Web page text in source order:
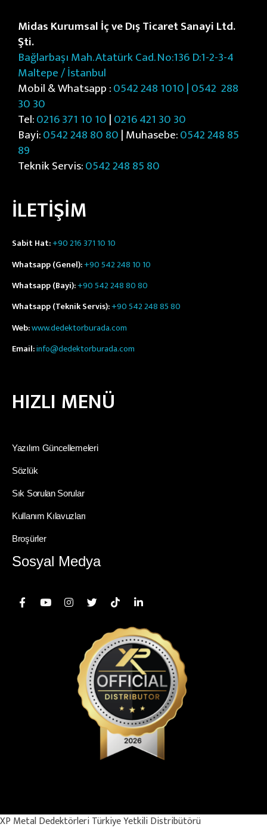
Midas Kurumsal İç ve Dış Ticaret Sanayi Ltd.
Şti.
Bağlarbaşı Mah. Atatürk Cad. No:136 D:1-2-3-4
Maltepe / İstanbul
Mobil & Whatsapp :0542 248 1010 | 0542 288
30 30
Tel:0216 371 10 10|0216 421 30 30
Bayi:0542 248 80 80| Muhasebe:0542 248 85
89
Teknik Servis:0542 248 85 80
İLETİŞİM
Sabit Hat:+90 216 371 10 10
Whatsapp (Genel):+90 542 248 10 10
Whatsapp (Bayi):+90 542 248 80 80
Whatsapp (Teknik Servis):+90 542 248 85 80
Web:www.dedektorburada.com
Email:info@dedektorburada.com
HIZLI MENÜ
Yazılım Güncellemeleri
Sözlük
Sık Sorulan Sorular
Kullanım Kılavuzları
Broşürler
Sosyal Medya
XP Metal Dedektörleri Türkiye Yetkili Distribütörü